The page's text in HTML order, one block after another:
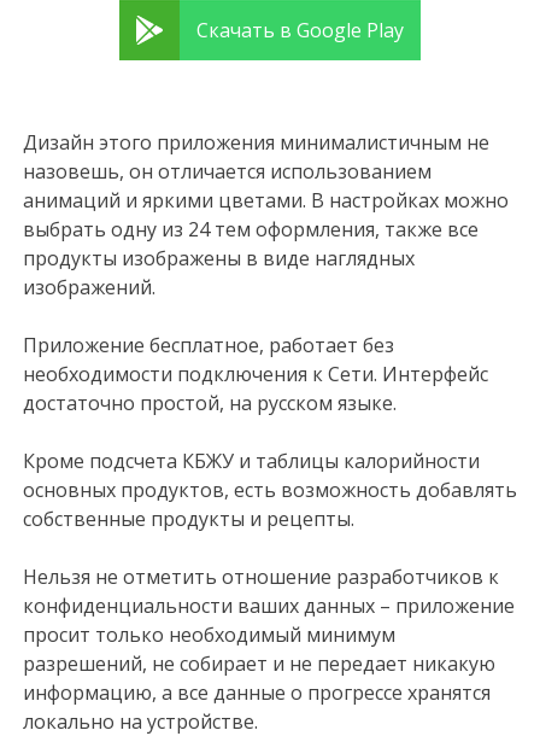
Скачать в Google Play
Дизайн этого приложения минималистичным не
назовешь, он отличается использованием
анимаций и яркими цветами. В настройках можно
выбрать одну из 24 тем оформления, также все
продукты изображены в виде наглядных
изображений.
Приложение бесплатное, работает без
необходимости подключения к Сети. Интерфейс
достаточно простой, на русском языке.
Кроме подсчета КБЖУ и таблицы калорийности
основных продуктов, есть возможность добавлять
собственные продукты и рецепты.
Нельзя не отметить отношение разработчиков к
конфиденциальности ваших данных – приложение
просит только необходимый минимум
разрешений, не собирает и не передает никакую
информацию, а все данные о прогрессе хранятся
локально на устройстве.